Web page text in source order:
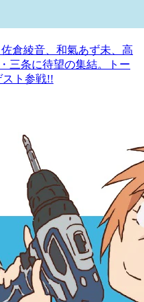
倉綾音、和氣あず未、高
三条に待望の集結。トー
スト参戦!!